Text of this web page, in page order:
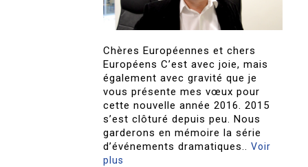
Chères Européennes et chers
Européens C’est avec joie, mais
également avec gravité que je
vous présente mes vœux pour
cette nouvelle année 2016. 2015
s’est clôturé depuis peu. Nous
garderons en mémoire la série
d’événements dramatiques..Voir
plus